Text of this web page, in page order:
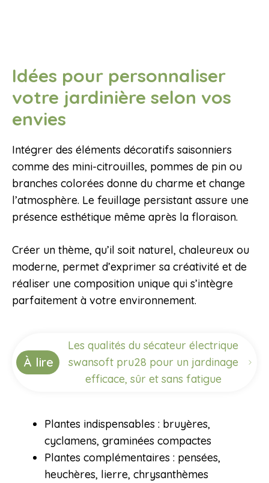
Idées pour personnaliser
votre jardinière selon vos
envies
Intégrer des éléments décoratifs saisonniers
comme des mini-citrouilles, pommes de pin ou
branches colorées donne du charme et change
l’atmosphère. Le feuillage persistant assure une
présence esthétique même après la floraison.
Créer un thème, qu’il soit naturel, chaleureux ou
moderne, permet d’exprimer sa créativité et de
réaliser une composition unique qui s’intègre
parfaitement à votre environnement.
À lire
Les qualités du sécateur électrique
swansoft pru28 pour un jardinage
efficace, sûr et sans fatigue
Plantes indispensables : bruyères,
cyclamens, graminées compactes
Plantes complémentaires : pensées,
heuchères, lierre, chrysanthèmes